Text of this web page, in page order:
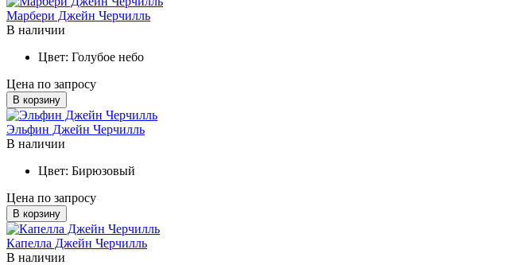
Марбери Джейн Черчилль
В наличии
Цвет: Голубое небо
Цена по запросу
В корзину
Эльфин Джейн Черчилль
В наличии
Цвет: Бирюзовый
Цена по запросу
В корзину
Капелла Джейн Черчилль
В наличии